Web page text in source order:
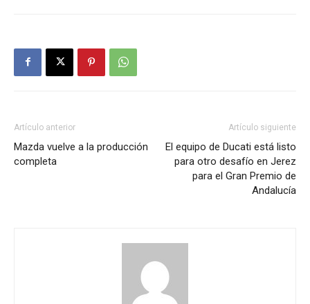
Artículo anterior
Mazda vuelve a la producción
completa
Artículo siguiente
El equipo de Ducati está listo
para otro desafío en Jerez
para el Gran Premio de
Andalucía